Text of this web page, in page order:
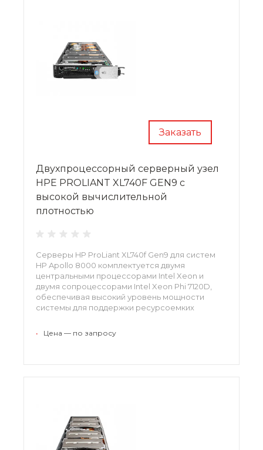
Заказать
Двухпроцессорный серверный узел
HPE PROLIANT XL740F GEN9 с
высокой вычислительной
плотностью
Серверы HP ProLiant XL740f Gen9 для систем
HP Apollo 8000 комплектуется двумя
центральными процессорами Intel Xeon и
двумя сопроцессорами Intel Xeon Phi 7120D,
обеспечивая высокий уровень мощности
системы для поддержки ресурсоемких
• Цена — по запросу